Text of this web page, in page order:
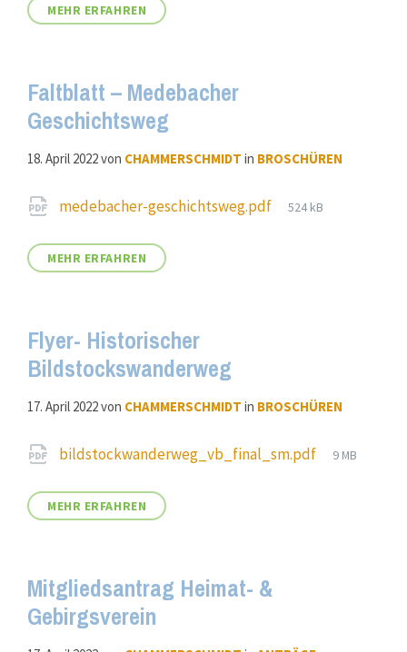
MEHR ERFAHREN
Faltblatt – Medebacher
Geschichtsweg
18. April 2022von CHAMMERSCHMIDT in BROSCHÜREN
Attachments
medebacher-geschichtsweg.pdf
File
524 kB
MEHR ERFAHREN
Flyer- Historischer
Bildstockswanderweg
17. April 2022von CHAMMERSCHMIDT in BROSCHÜREN
Attachments
bildstockwanderweg_vb_final_sm.pdf
File
9 MB
MEHR ERFAHREN
Mitgliedsantrag Heimat- &
Gebirgsverein